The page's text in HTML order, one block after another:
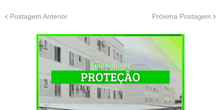
Postagem Anterior Próxima Postagem